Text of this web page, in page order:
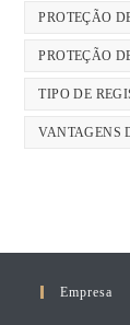
PROTEÇÃO
PROTEÇÃO
TIPO DE
VANTAGENS
Empresa